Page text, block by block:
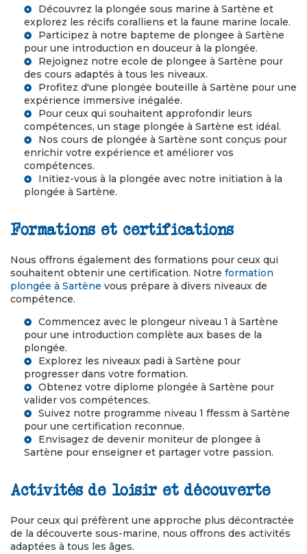
Découvrez la plongée sous marine à Sartène et
explorez les récifs coralliens et la faune marine locale.
Participez à notre bapteme de plongee à Sartène
pour une introduction en douceur à la plongée.
Rejoignez notre ecole de plongee à Sartène pour
des cours adaptés à tous les niveaux.
Profitez d'une plongée bouteille à Sartène pour une
expérience immersive inégalée.
Pour ceux qui souhaitent approfondir leurs
compétences, un stage plongée à Sartène est idéal.
Nos cours de plongée à Sartène sont conçus pour
enrichir votre expérience et améliorer vos
compétences.
Initiez-vous à la plongée avec notre initiation à la
plongée à Sartène.
Formations et certifications
Nous offrons également des formations pour ceux qui
souhaitent obtenir une certification. Notre formation
plongée à Sartène vous prépare à divers niveaux de
compétence.
Commencez avec le plongeur niveau 1 à Sartène
pour une introduction complète aux bases de la
plongée.
Explorez les niveaux padi à Sartène pour
progresser dans votre formation.
Obtenez votre diplome plongée à Sartène pour
valider vos compétences.
Suivez notre programme niveau 1 ffessm à Sartène
pour une certification reconnue.
Envisagez de devenir moniteur de plongee à
Sartène pour enseigner et partager votre passion.
Activités de loisir et découverte
Pour ceux qui préfèrent une approche plus décontractée
de la découverte sous-marine, nous offrons des activités
adaptées à tous les âges.